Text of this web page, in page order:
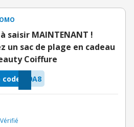
saisir MAINTENANT !
un sac de plage en cadeau
Coiffure
9A8
Vérifié